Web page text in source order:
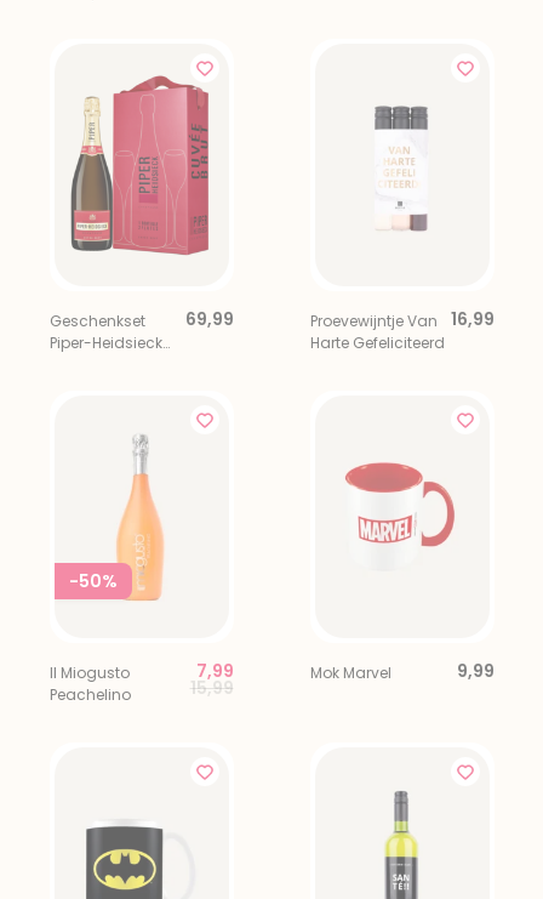
Geschenkset
Piper-Heidsieck
69,99
Proevewijntje Van
Harte Gefeliciteerd
16,99
-50%
Il Miogusto
Peachelino
Price reduced from
15,99to
7,99 Mok Marvel 9,99